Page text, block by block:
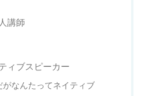
講師
ィブスピーカー
がなんたってネイティブ